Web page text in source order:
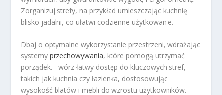
Zorganizuj strefy, na przykład umieszczając kuchnię
blisko jadalni, co ułatwi codzienne użytkowanie.
Dbaj o optymalne wykorzystanie przestrzeni, wdrażając
systemyprzechowywania, które pomogą utrzymać
porządek. Twórz łatwy dostęp do kluczowych stref,
takich jak kuchnia czy łazienka, dostosowując
wysokość blatów i mebli do wzrostu użytkowników.